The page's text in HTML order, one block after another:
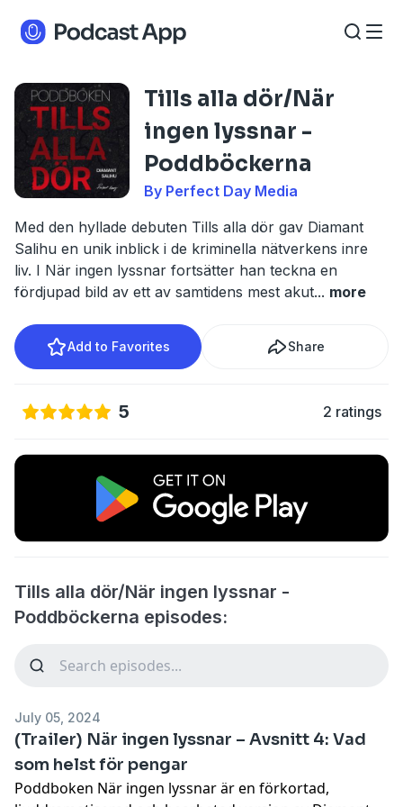
Tills alla dör/När
ingen lyssnar -
Poddböckerna
By Perfect Day Media
Med den hyllade debuten Tills alla dör gav Diamant
Salihu en unik inblick i de kriminella nätverkens inre
liv. I När ingen lyssnar fortsätter han teckna en
fördjupad bild av ett av samtidens mest akut... more
Add to Favorites Share
5 2 ratings
Tills alla dör/När ingen lyssnar -
Poddböckerna episodes:
July 05, 2024
(Trailer) När ingen lyssnar – Avsnitt 4: Vad
som helst för pengar
Poddboken När ingen lyssnar är en förkortad,